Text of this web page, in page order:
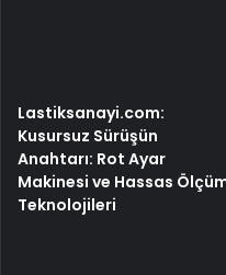
Lastiksanayi.com:
Kusursuz Sürüşün
Anahtarı: Rot Ayar
Makinesi ve Hassas
Teknolojileri